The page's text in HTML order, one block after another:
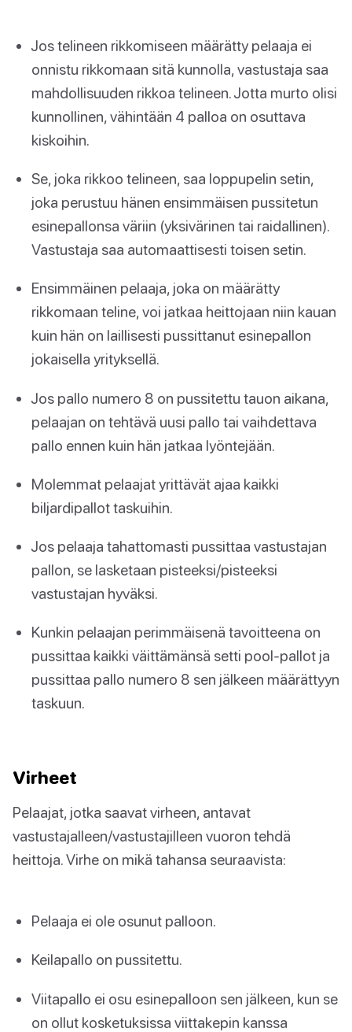
Jos telineen rikkomiseen määrätty pelaaja ei
onnistu rikkomaan sitä kunnolla, vastustaja saa
mahdollisuuden rikkoa telineen. Jotta murto olisi
kunnollinen, vähintään 4 palloa on osuttava
kiskoihin.
Se, joka rikkoo telineen, saa loppupelin setin,
joka perustuu hänen ensimmäisen pussitetun
esinepallonsa väriin (yksivärinen tai raidallinen).
Vastustaja saa automaattisesti toisen setin.
Ensimmäinen pelaaja, joka on määrätty
rikkomaan teline, voi jatkaa heittojaan niin kauan
kuin hän on laillisesti pussittanut esinepallon
jokaisella yrityksellä.
Jos pallo numero 8 on pussitettu tauon aikana,
pelaajan on tehtävä uusi pallo tai vaihdettava
pallo ennen kuin hän jatkaa lyöntejään.
Molemmat pelaajat yrittävät ajaa kaikki
biljardipallot taskuihin.
Jos pelaaja tahattomasti pussittaa vastustajan
pallon, se lasketaan pisteeksi/pisteeksi
vastustajan hyväksi.
Kunkin pelaajan perimmäisenä tavoitteena on
pussittaa kaikki väittämänsä setti pool-pallot ja
pussittaa pallo numero 8 sen jälkeen määrättyyn
taskuun.
Virheet
Pelaajat, jotka saavat virheen, antavat
vastustajalleen/vastustajilleen vuoron tehdä
heittoja. Virhe on mikä tahansa seuraavista:
Pelaaja ei ole osunut palloon.
Keilapallo on pussitettu.
Viitapallo ei osu esinepalloon sen jälkeen, kun se
on ollut kosketuksissa viittakepin kanssa